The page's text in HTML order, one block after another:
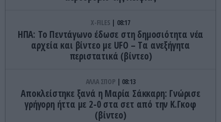
X-FILES 08:17
HΠΑ: Το Πεντάγωνο έδωσε στη δημοσιότητα νέα
αρχεία και βίντεο με UFO – Tα ανεξήγητα
περιστατικά (βίντεο)
ΑΛΛΑ ΣΠΟΡ 08:13
Αποκλείστηκε ξανά η Μαρία Σάκκαρη: Γνώρισε
γρήγορη ήττα με 2-0 στα σετ από την Κ.Γκοφ
(βίντεο)